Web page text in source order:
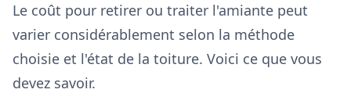
Le coût pour retirer ou traiter l'amiante peut
varier considérablement selon la méthode
choisie et l'état de la toiture. Voici ce que vous
devez savoir.